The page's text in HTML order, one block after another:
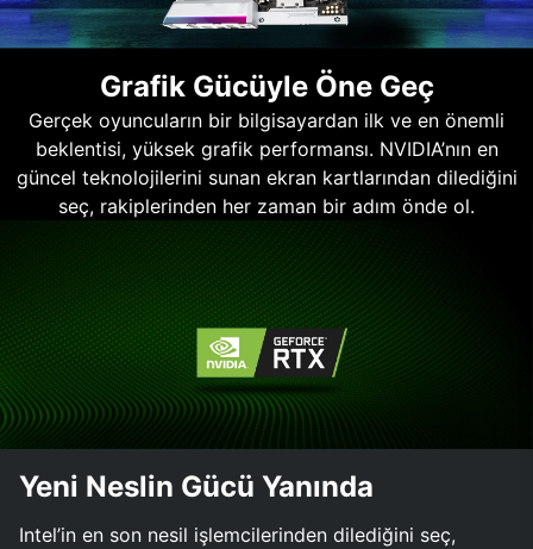
Grafik Gücüyle Öne Geç
Gerçek oyuncuların bir bilgisayardan ilk ve en önemli
beklentisi, yüksek grafik performansı. NVIDIA’nın en
güncel teknolojilerini sunan ekran kartlarından dilediğini
seç, rakiplerinden her zaman bir adım önde ol.
Yeni Neslin Gücü Yanında
Intel’in en son nesil işlemcilerinden dilediğini seç,